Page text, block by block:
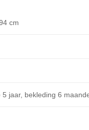
cm
5 jaar, bekleding 6